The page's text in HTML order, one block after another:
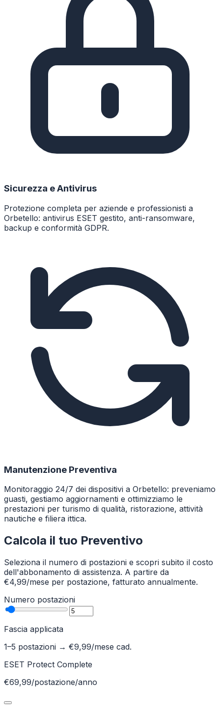
Sicurezza e Antivirus
Protezione completa per aziende e professionisti a
Orbetello: antivirus ESET gestito, anti-ransomware,
backup e conformità GDPR.
Manutenzione Preventiva
Monitoraggio 24/7 dei dispositivi a Orbetello: preveniamo
guasti, gestiamo aggiornamenti e ottimizziamo le
prestazioni per turismo di qualità, ristorazione, attività
nautiche e filiera ittica.
Calcola il tuo Preventivo
Seleziona il numero di postazioni e scopri subito il costo
dell'abbonamento di assistenza. A partire da
€4,99/mese per postazione, fatturato annualmente.
Numero postazioni
Fascia applicata
1–5 postazioni → €9,99/mese cad.
ESET Protect Complete
€69,99/postazione/anno